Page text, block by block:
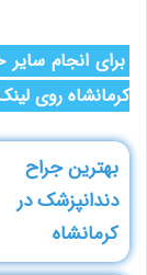
برای انجام
کرمانشاه روی
بهترین جراح
دندانپزشک در
کرمانشاه